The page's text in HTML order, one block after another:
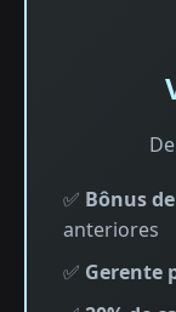
✅ Bônus
anteriores
✅ Gerente